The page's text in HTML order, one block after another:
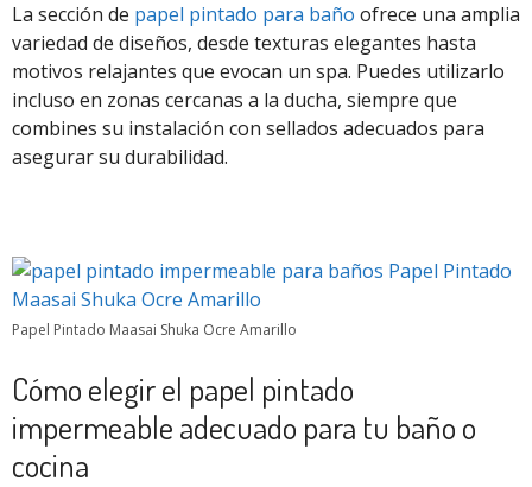
La sección de papel pintado para baño ofrece una amplia
variedad de diseños, desde texturas elegantes hasta
motivos relajantes que evocan un spa. Puedes utilizarlo
incluso en zonas cercanas a la ducha, siempre que
combines su instalación con sellados adecuados para
asegurar su durabilidad.
Papel Pintado Maasai Shuka Ocre Amarillo
Cómo elegir el papel pintado
impermeable adecuado para tu baño o
cocina